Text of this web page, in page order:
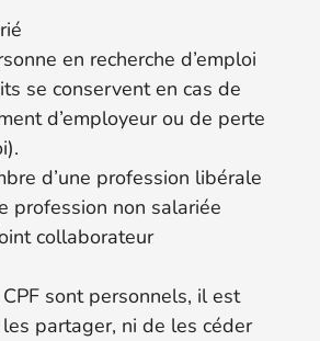
en recherche d’emploi
se conservent en cas de
d’employeur ou de perte
d’une profession libérale
profession non salariée
collaborateur
sont personnels, il est
partager, ni de les céder